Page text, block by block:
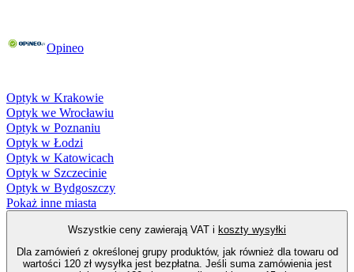
Opineo
Optyk w Krakowie
Optyk we Wrocławiu
Optyk w Poznaniu
Optyk w Łodzi
Optyk w Katowicach
Optyk w Szczecinie
Optyk w Bydgoszczy
Pokaż inne miasta
Wszystkie ceny zawierają VAT i koszty wysyłki
Dla zamówień z określonej grupy produktów, jak również dla towaru od
wartości 120 zł wysyłka jest bezpłatna. Jeśli suma zamówienia jest